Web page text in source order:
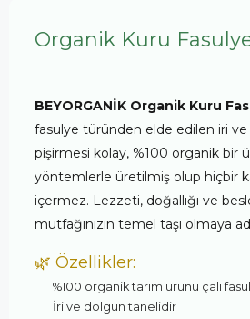
Organik Kuru
BEYORGANİK Organik Kuru
fasulye türünden elde edilen iri
pişirmesi kolay, %100 organik bir
yöntemlerle üretilmiş olup hiçbir
içermez. Lezzeti, doğallığı ve
mutfağınızın temel taşı olmaya
🌿 Özellikler:
%100 organik tarım ürünü çalı
İri ve dolgun tanelidir